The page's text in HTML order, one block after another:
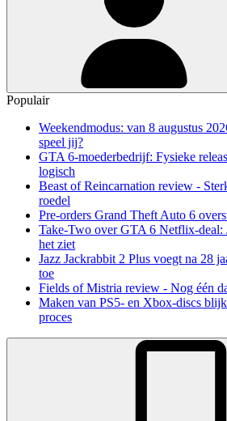
Populair
Weekendmodus: van 8 augustus
speel jij?
GTA 6-moederbedrijf: Fysieke
logisch
Beast of Reincarnation review -
roedel
Pre-orders Grand Theft Auto 6
Take-Two over GTA 6 Netflix-deal:
het ziet
Jazz Jackrabbit 2 Plus voegt na 28
toe
Fields of Mistria review - Nog één
Maken van PS5- en Xbox-discs
proces